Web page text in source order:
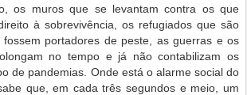
os muros que se levantam contra os que
à sobrevivência, os refugiados que são
portadores de peste, as guerras e os
no tempo e já não contabilizam os
de pandemias. Onde está o alarme social do
que, em cada três segundos e meio, um